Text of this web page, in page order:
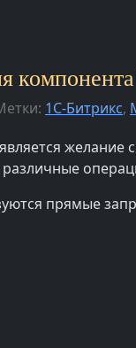
1С-Битрикс,
желание
прямые